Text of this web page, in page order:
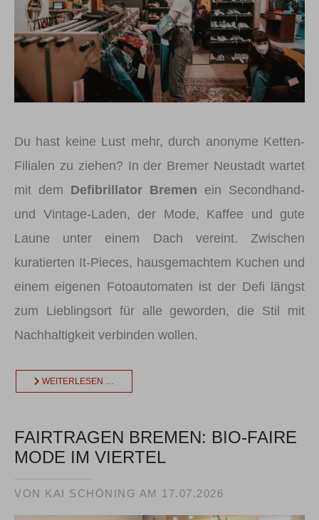
Du hast keine Lust mehr, durch anonyme Ketten-
Filialen zu ziehen? In der Bremer Neustadt wartet
mit dem Defibrillator Bremen ein Secondhand-
und Vintage-Laden, der Mode, Kaffee und gute
Laune unter einem Dach vereint. Zwischen
kuratierten It-Pieces, hausgemachtem Kuchen und
einem eigenen Fotoautomaten ist der Defi längst
zum Lieblingsort für alle geworden, die Stil mit
Nachhaltigkeit verbinden wollen.
WEITERLESEN …
FAIRTRAGEN BREMEN: BIO-FAIRE
MODE IM VIERTEL
VON KAI SCHÖNING AM 17.07.2026